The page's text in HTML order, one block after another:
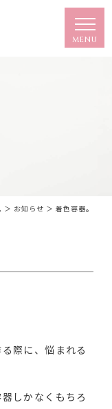
＞ お知らせ ＞ 着色容器。
際に、悩まれる
しかなくもちろ